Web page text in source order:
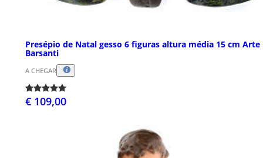
Presépio de Natal gesso 6 figuras altura média 15 cm Arte
Barsanti
A CHEGAR
€ 109,00